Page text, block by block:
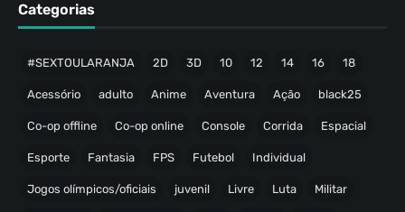
Categorias
#SEXTOULARANJA 2D 3D 10 12 14 16 18
Acessório adulto Anime Aventura Ação black25
Co-op offline Co-op online Console Corrida Espacial
Esporte Fantasia FPS Futebol Individual
Jogos olímpicos/oficiais juvenil Livre Luta Militar